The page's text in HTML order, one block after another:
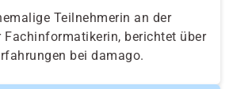
Teilnehmerin an der
Fachinformatikerin, berichtet über
bei damago.